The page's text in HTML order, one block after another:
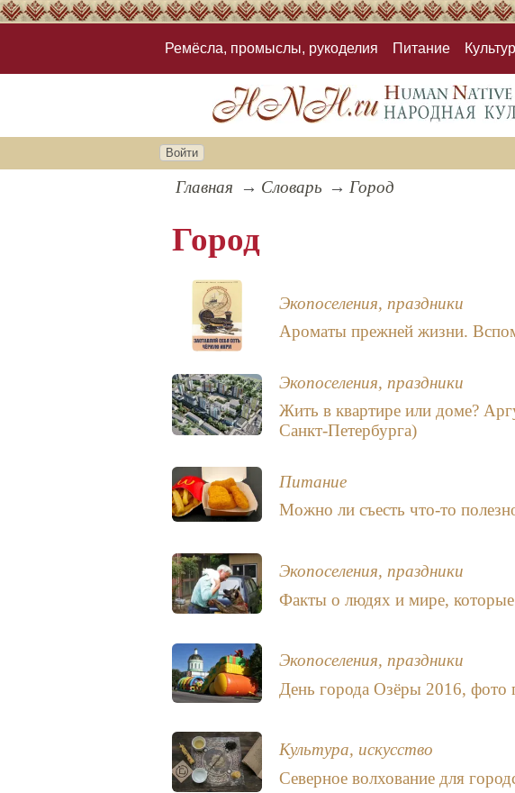
Ремёсла, промыслы, рукоделия Питание
Войти
Главная Словарь Город
Город
Экопоселения, праздники
Ароматы прежней жизни.
Экопоселения, праздники
Жить в квартире или доме?
Санкт-Петербурга)
Питание
Можно ли съесть что-то
Экопоселения, праздники
Факты о людях и мире, которые
Экопоселения, праздники
День города Озёры 2016, фото
Культура, искусство
Северное волхование для